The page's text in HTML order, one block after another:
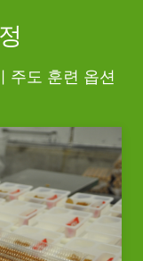
주도 훈련 옵션